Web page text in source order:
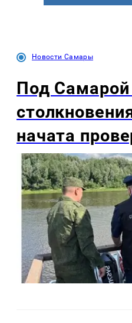
Новости Самары
Под Самарой
начата